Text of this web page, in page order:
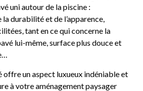
uni autour de la piscine :
durabilité et de l’apparence,
tant en ce qui concerne la
lui-même, surface plus douce et
offre un aspect luxueux indéniable et
à votre aménagement paysager